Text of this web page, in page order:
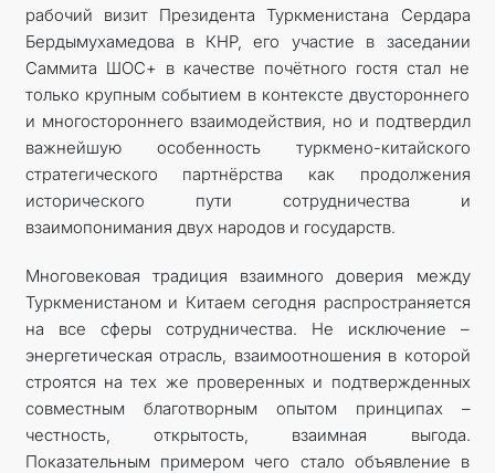
КОНТАКТНЫЕ ДАННЫЕ
рабочий визит Президента Туркменистана Сердара
Бердымухамедова в КНР, его участие в заседании
Саммита ШОС+ в качестве почётного гостя стал не
только крупным событием в контексте двустороннего
и многостороннего взаимодействия, но и подтвердил
важнейшую особенность туркмено-китайского
стратегического партнёрства как продолжения
исторического пути сотрудничества и
взаимопонимания двух народов и государств.
Многовековая традиция взаимного доверия между
Туркменистаном и Китаем сегодня распространяется
на все сферы сотрудничества. Не исключение –
энергетическая отрасль, взаимоотношения в которой
строятся на тех же проверенных и подтвержденных
совместным благотворным опытом принципах –
честность, открытость, взаимная выгода.
Показательным примером чего стало объявление в